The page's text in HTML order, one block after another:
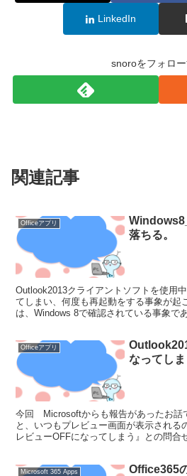
LinkedIn
snoroをフォロ
関連記事
Officeアプリ
落ちる。
Outlook2013クライアントソフトを使用
てしまい、何度も再起動をする事象が起
は、Windows 8で確認されている事象で
Officeアプリ
なってしま
今回 Microsoftからも報告があったお話
と、いつもプレビュー画面が表示される
レビューOFFになってしまう』との問合
Microsoft 365 Apps
Office365